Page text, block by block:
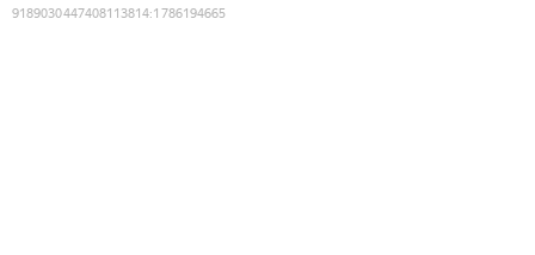
9189030447408113814:1786194665